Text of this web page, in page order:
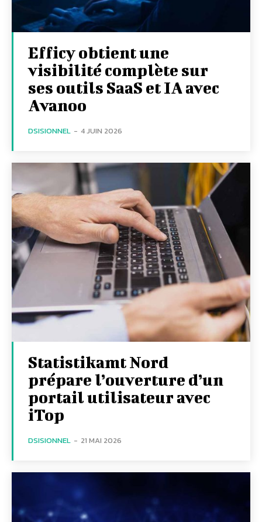
Efficy obtient une
visibilité complète sur
ses outils SaaS et IA avec
Avanoo
DSISIONNEL - 4 JUIN 2026
Statistikamt Nord
prépare l’ouverture d’un
portail utilisateur avec
iTop
DSISIONNEL - 21 MAI 2026